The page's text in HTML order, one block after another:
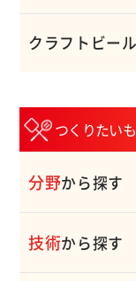
クラフトビー
つくりたい
分野から探す
技術から探す